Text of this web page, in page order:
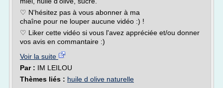
♡ N'hésitez pas à vous abonner à ma
chaîne pour ne louper aucune vidéo :) !
♡ Liker cette vidéo si vous l'avez appréciée et/ou donner
vos avis en commantaire :)
Voir la suite
Par : IM LEILOU
Thèmes liés : huile d olive naturelle